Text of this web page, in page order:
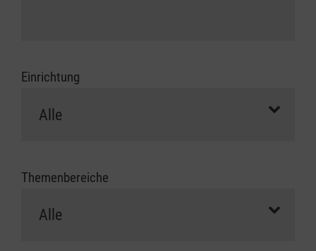
Einrichtung
Themenbereiche